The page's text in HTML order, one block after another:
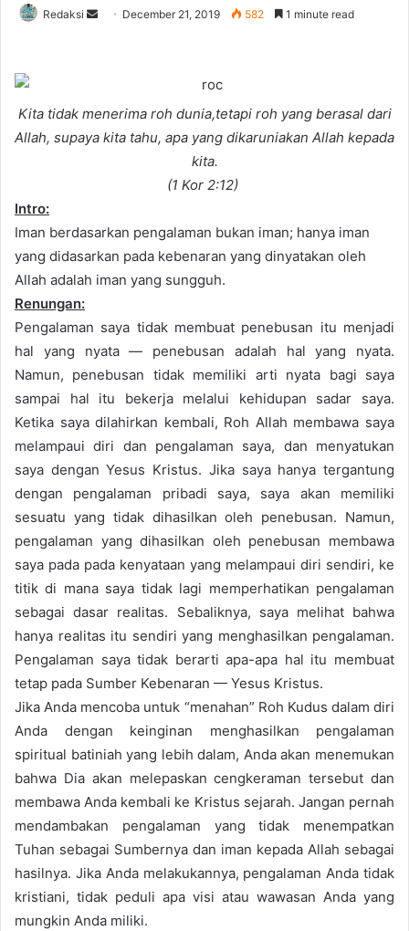
Redaksi
n
e
l
December 21, 2019 582 1 minute read
Kita tidak menerima roh dunia,tetapi roh yang berasal dari
Allah, supaya kita tahu, apa yang dikaruniakan Allah kepada
kita.
(1 Kor 2:12)
Intro:
Iman berdasarkan pengalaman bukan iman; hanya iman
yang didasarkan pada kebenaran yang dinyatakan oleh
Allah adalah iman yang sungguh.
Renungan:
Pengalaman saya tidak membuat penebusan itu menjadi
hal yang nyata — penebusan adalah hal yang nyata.
Namun, penebusan tidak memiliki arti nyata bagi saya
sampai hal itu bekerja melalui kehidupan sadar saya.
Ketika saya dilahirkan kembali, Roh Allah membawa saya
melampaui diri dan pengalaman saya, dan menyatukan
saya dengan Yesus Kristus. Jika saya hanya tergantung
dengan pengalaman pribadi saya, saya akan memiliki
sesuatu yang tidak dihasilkan oleh penebusan. Namun,
pengalaman yang dihasilkan oleh penebusan membawa
saya pada pada kenyataan yang melampaui diri sendiri, ke
titik di mana saya tidak lagi memperhatikan pengalaman
sebagai dasar realitas. Sebaliknya, saya melihat bahwa
hanya realitas itu sendiri yang menghasilkan pengalaman.
Pengalaman saya tidak berarti apa-apa hal itu membuat
tetap pada Sumber Kebenaran — Yesus Kristus.
Jika Anda mencoba untuk “menahan” Roh Kudus dalam diri
Anda dengan keinginan menghasilkan pengalaman
spiritual batiniah yang lebih dalam, Anda akan menemukan
bahwa Dia akan melepaskan cengkeraman tersebut dan
membawa Anda kembali ke Kristus sejarah. Jangan pernah
mendambakan pengalaman yang tidak menempatkan
Tuhan sebagai Sumbernya dan iman kepada Allah sebagai
hasilnya. Jika Anda melakukannya, pengalaman Anda tidak
kristiani, tidak peduli apa visi atau wawasan Anda yang
mungkin Anda miliki.